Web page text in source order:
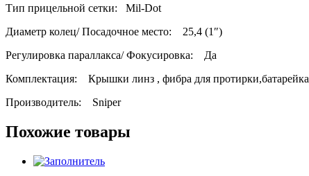
Тип прицельной сетки: Mil-Dot
Диаметр колец/ Посадочное место: 25,4 (1″)
Регулировка параллакса/ Фокусировка: Да
Комплектация: Крышки линз , фибра для протирки,батарейка
Производитель: Sniper
Похожие товары